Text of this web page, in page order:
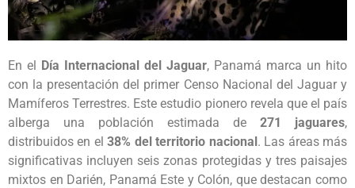
En el Día Internacional del Jaguar, Panamá marca un hito
con la presentación del primer Censo Nacional del Jaguar y
Mamíferos Terrestres. Este estudio pionero revela que el país
alberga una población estimada de 271 jaguares,
distribuidos en el38% del territorio nacional. Las áreas más
significativas incluyen seis zonas protegidas y tres paisajes
mixtos en Darién, Panamá Este y Colón, que destacan como